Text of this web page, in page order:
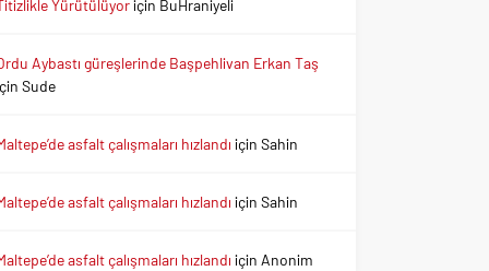
Yürütülüyoriçin BuHraniyeli
Aybastı güreşlerinde Başpehlivan Erkan Taş
Sude
asfalt çalışmaları hızlandı içinSahin
asfalt çalışmaları hızlandı içinSahin
asfalt çalışmaları hızlandı için Anonim